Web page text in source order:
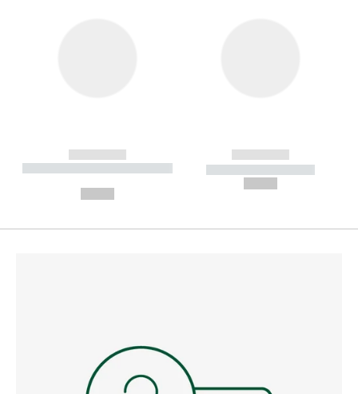
------------
----------- ----------- --------
------------
----------- -----------